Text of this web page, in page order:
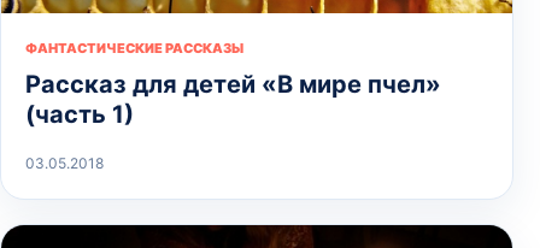
ФАНТАСТИЧЕСКИЕ РАССКАЗЫ
Рассказ для детей «В мире пчел»
(часть 1)
03.05.2018